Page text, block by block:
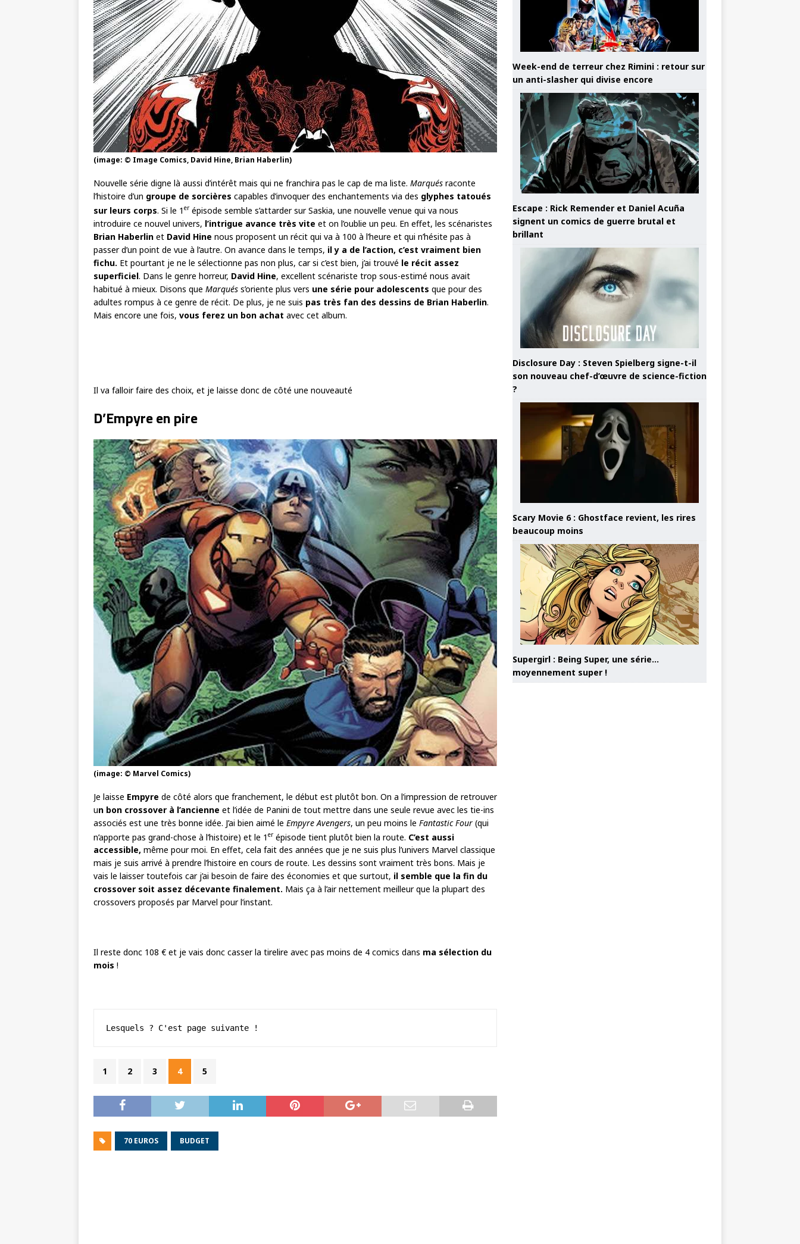
(image: © Image Comics, David Hine, Brian Haberlin)
Nouvelle série digne là aussi d’intérêt mais qui ne franchira pas le cap de ma liste. Marqués raconte
l’histoire d’un groupe de sorcières capables d’invoquer des enchantements via des glyphes tatoués
sur leurs corps. Si le 1 erépisode semble s’attarder sur Saskia, une nouvelle venue qui va nous
introduire ce nouvel univers, l’intrigue avance très vite et on l’oublie un peu. En effet, les scénaristes
Brian Haberlin et David Hine nous proposent un récit qui va à 100 à l’heure et qui n’hésite pas à
passer d’un point de vue à l’autre. On avance dans le temps, il y a de l’action, c’est vraiment bien
fichu. Et pourtant je ne le sélectionne pas non plus, car si c’est bien, j’ai trouvé le récit assez
superficiel. Dans le genre horreur, David Hine, excellent scénariste trop sous-estimé nous avait
habitué à mieux. Disons que Marqués s’oriente plus vers une série pour adolescents que pour des
adultes rompus à ce genre de récit. De plus, je ne suis pas très fan des dessins de Brian Haberlin.
Mais encore une fois, vous ferez un bon achat avec cet album.
Il va falloir faire des choix, et je laisse donc de côté une nouveauté
D’Empyre en pire
(image: © Marvel Comics)
Je laisse Empyre de côté alors que franchement, le début est plutôt bon. On a l’impression de retrouver
un bon crossover à l’ancienne et l’idée de Panini de tout mettre dans une seule revue avec les tie-ins
associés est une très bonne idée. J’ai bien aimé le Empyre Avengers, un peu moins le Fantastic Four (qui
n’apporte pas grand-chose à l’histoire) et le 1 erépisode tient plutôt bien la route. C’est aussi
accessible, même pour moi. En effet, cela fait des années que je ne suis plus l’univers Marvel classique
mais je suis arrivé à prendre l’histoire en cours de route. Les dessins sont vraiment très bons. Mais je
vais le laisser toutefois car j’ai besoin de faire des économies et que surtout, il semble que la fin du
crossover soit assez décevante finalement. Mais ça à l’air nettement meilleur que la plupart des
crossovers proposés par Marvel pour l’instant.
Il reste donc 108 € et je vais donc casser la tirelire avec pas moins de 4 comics dans ma sélection du
mois !
Lesquels ? C'est page suivante !
1 2 3 4 5
70 EUROS BUDGET
Week-end de terreur chez Rimini : retour sur
un anti-slasher qui divise encore
Escape : Rick Remender et Daniel Acuña
signent un comics de guerre brutal et
brillant
Disclosure Day : Steven Spielberg signe-t-il
son nouveau chef-d’œuvre de science-fiction
?
Scary Movie 6 : Ghostface revient, les rires
beaucoup moins
Supergirl : Being Super, une série…
moyennement super !